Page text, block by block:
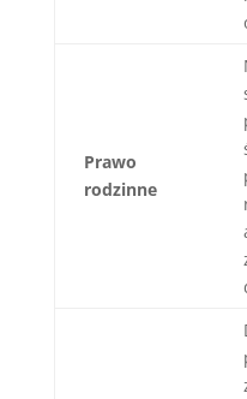
Prawo
rodzinne